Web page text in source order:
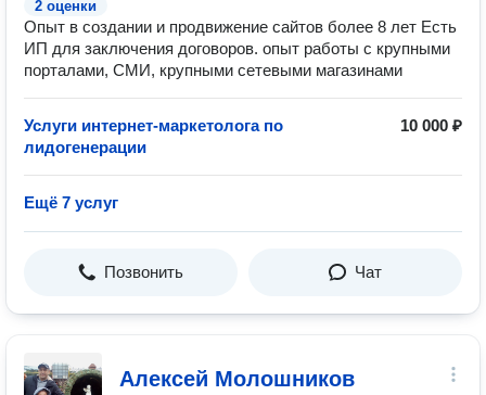
2 оценки
Опыт в создании и продвижение сайтов более 8 лет Есть
ИП для заключения договоров. опыт работы с крупными
порталами, СМИ, крупными сетевыми магазинами
Услуги интернет-маркетолога по
лидогенерации
10 000 ₽
Ещё 7 услуг
Позвонить Чат
Алексей Молошников